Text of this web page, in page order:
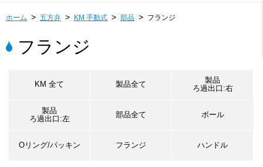
ホーム 五方弁 KM 手動式 部品 フランジ
フランジ
KM 全て 製品全て
製品
ろ過出口:右
製品
ろ過出口:左
部品全て ボール
Oリング/パッキン フランジ ハンドル